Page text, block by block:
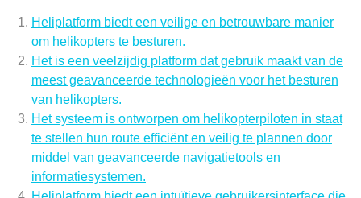
Heliplatform biedt een veilige en betrouwbare manier
om helikopters te besturen.
Het is een veelzijdig platform dat gebruik maakt van de
meest geavanceerde technologieën voor het besturen
van helikopters.
Het systeem is ontworpen om helikopterpiloten in staat
te stellen hun route efficiënt en veilig te plannen door
middel van geavanceerde navigatietools en
informatiesystemen.